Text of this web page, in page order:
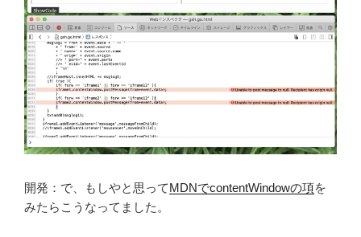
開発：で、もしやと思ってMDNでcontentWindowの項を
みたらこうなってました。